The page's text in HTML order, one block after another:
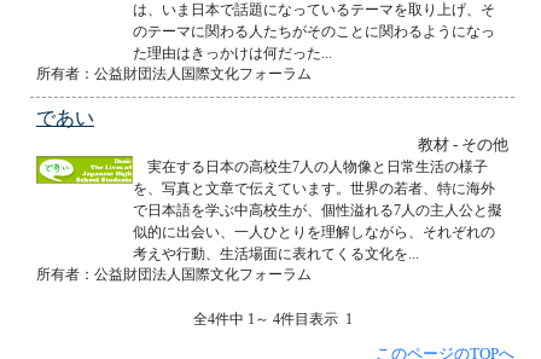
は、いま日本で話題になっているテーマを取り上げ、そ
のテーマに関わる人たちがそのことに関わるようになっ
た理由はきっかけは何だった...
所有者：公益財団法人国際文化フォーラム
であい
教材 - その他
実在する日本の高校生7人の人物像と日常生活の様子
を、写真と文章で伝えています。世界の若者、特に海外
で日本語を学ぶ中高校生が、個性溢れる7人の主人公と擬
似的に出会い、一人ひとりを理解しながら、それぞれの
考えや行動、生活場面に表れてくる文化を...
所有者：公益財団法人国際文化フォーラム
全4件中 1～ 4件目表示 1
このページのTOPへ